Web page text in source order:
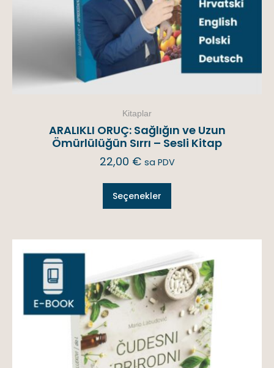
Kitaplar
ARALIKLI ORUÇ: Sağlığın ve Uzun
Ömürlülüğün Sırrı – Sesli Kitap
22,00 € sa PDV
Seçenekler